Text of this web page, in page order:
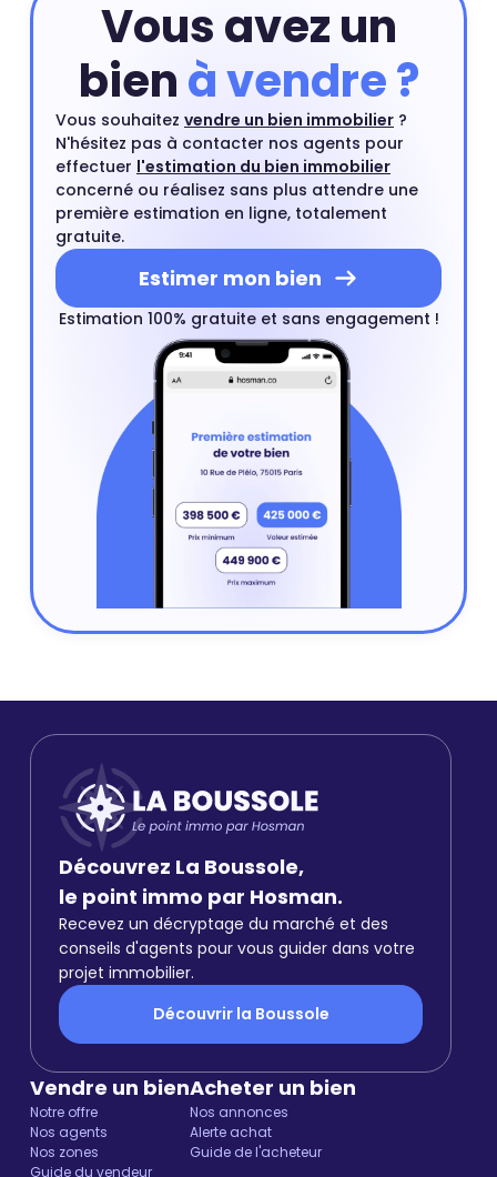
Vous avez un
bienà vendre ?
Vous souhaitez vendre un bien immobilier ?
N'hésitez pas à contacter nos agents pour
effectuer l'estimation du bien immobilier
concerné ou réalisez sans plus attendre une
première estimation en ligne, totalement
gratuite.
Estimer mon bien
Estimation 100% gratuite et sans engagement !
Découvrez La Boussole,
le point immo par Hosman.
Recevez un décryptage du marché et des
conseils d'agents pour vous guider dans votre
projet immobilier.
Découvrir la Boussole
Vendre un bien
Notre offre
Nos agents
Nos zones
Guide du vendeur
Acheter un bien
Nos annonces
Alerte achat
Guide de l'acheteur